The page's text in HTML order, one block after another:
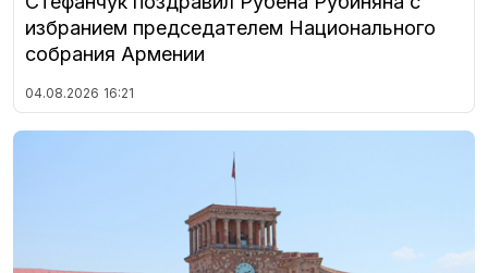
избранием председателем Национального
собрания Армении
04.08.2026 16:21